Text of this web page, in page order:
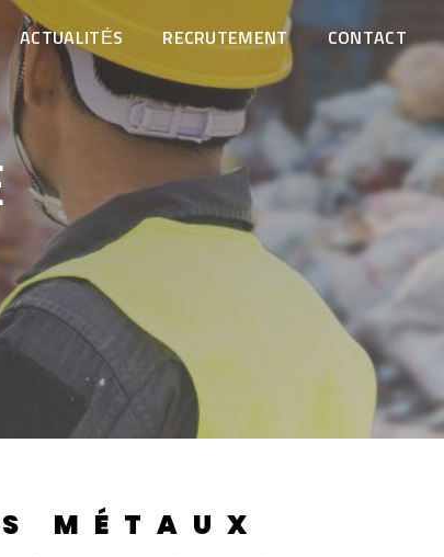
ACTUALITÉS RECRUTEMENT CONTACT
MÉTAUX